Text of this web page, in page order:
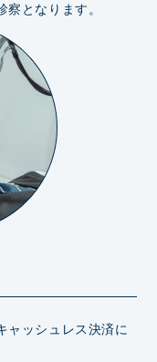
となります。
ャッシュレス決済に